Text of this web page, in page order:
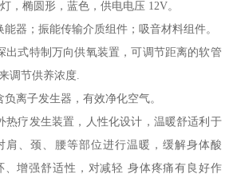
，椭圆形，蓝色，供电电压 12V。
器；振能传输介质组件；吸音材料组件。
出式特制万向供氧装置，可调节距离的软管
调节供养浓度.
离子发生器，有效净化空气。
热疗发生装置，人性化设计，温暖舒适利于
肩、颈、腰等部位进行温暖，缓解身体酸
、增强舒适性，对减轻 身体疼痛有良好作